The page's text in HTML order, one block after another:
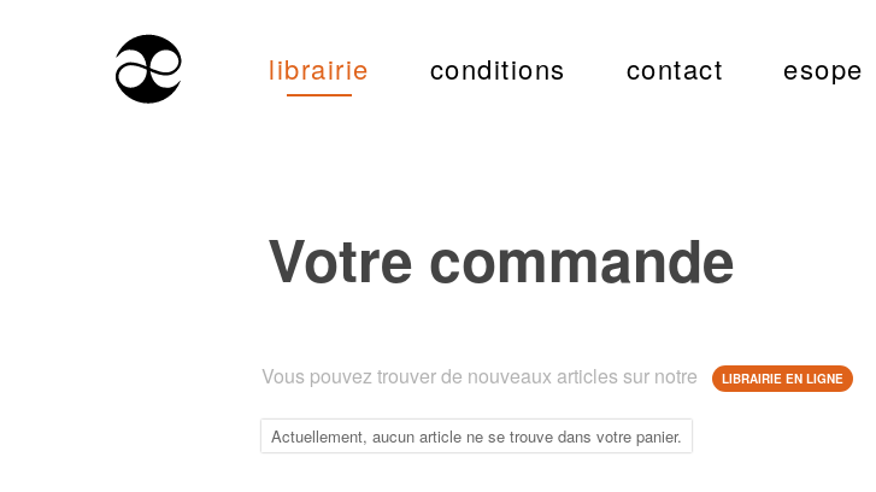
librairie conditions contact esope
Votre commande
Vous pouvez trouver de nouveaux articles sur notre LIBRAIRIE EN LIGNE
Actuellement, aucun article ne se trouve dans votre panier.